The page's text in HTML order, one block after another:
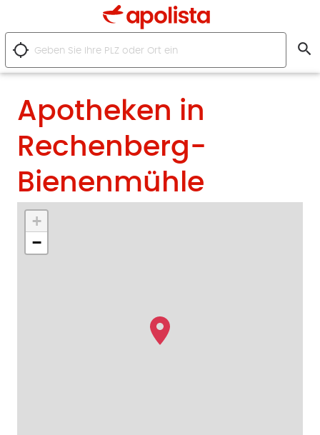
location_searching search
Apotheken in
Rechenberg-
Bienenmühle
+
−